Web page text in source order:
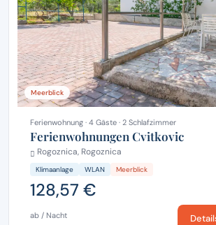
Meerblick
Ferienwohnung · 4 Gäste · 2 Schlafzimmer
Ferienwohnungen Cvitkovic
Rogoznica, Rogoznica
Klimaanlage WLAN Meerblick
128,57 €
ab / Nacht